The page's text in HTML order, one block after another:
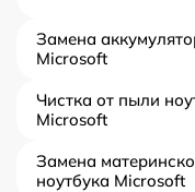
Замена
Microsoft
Чистка от пыли
Microsoft
Замена
ноутбука Microsoft